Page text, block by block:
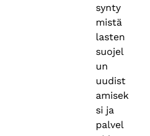
synty
mistä
lasten
suojel
un
uudist
amisek
si ja
palvel